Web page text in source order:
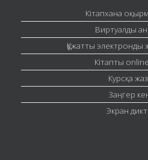
Кітапхана
Виртуалды
Құжатты электронды
Кітапты
Курсқа
Заңгер
Экран